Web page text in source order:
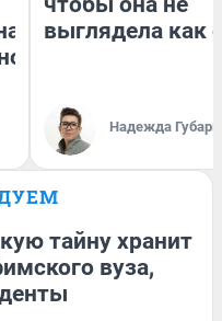
выглядела как
Надежда Губарь
тайну хранит
вуза,